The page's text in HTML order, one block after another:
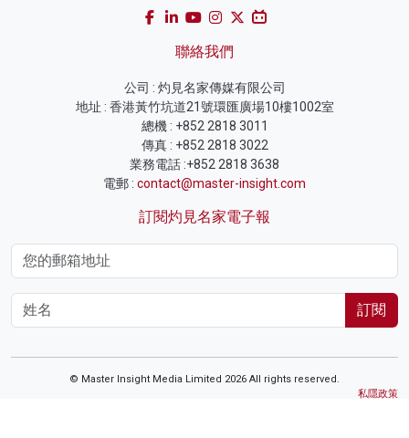
聯絡我們
公司 : 灼見名家傳媒有限公司
地址 : 香港黃竹坑道21號環匯廣場10樓1002室
總機 : +852 2818 3011
傳真 : +852 2818 3022
業務電話 :+852 2818 3638
電郵 : contact@master-insight.com
訂閱灼見名家電子報
訂閱
© Master Insight Media Limited 2026 All rights reserved.
私隱政策